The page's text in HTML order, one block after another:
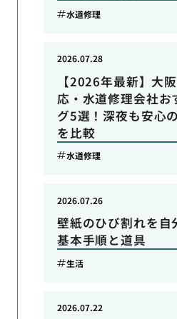
水道修理
【2026年最新】大
応・水道修理会社お
グ5選！深夜も安心
を比較
2026.07.28
水道修理
壁紙のひび割れを自
基本手順と道具
2026.07.26
生活
2026.07.22